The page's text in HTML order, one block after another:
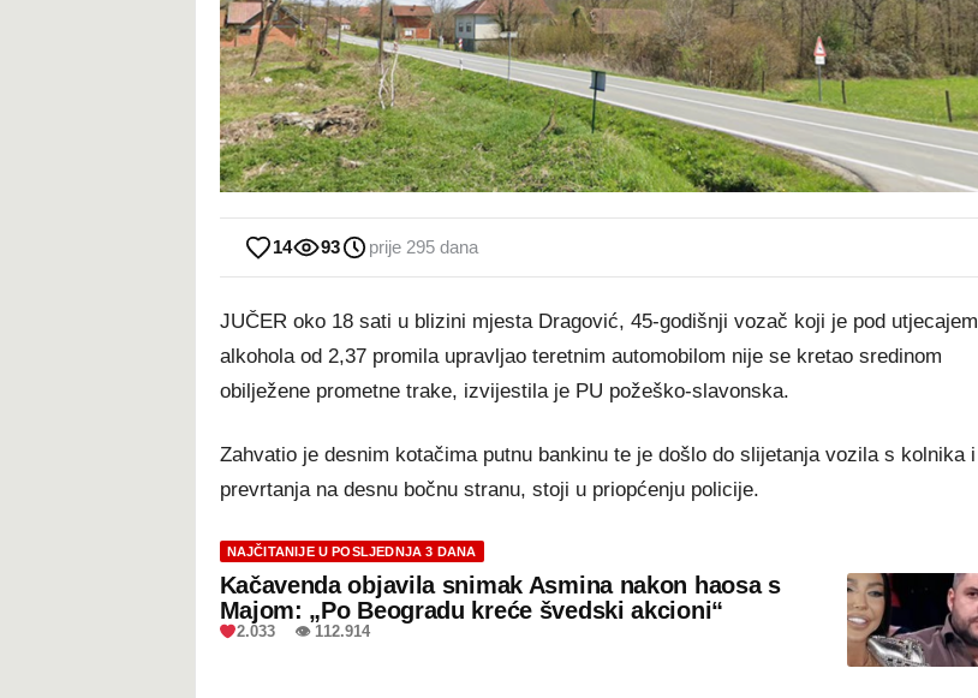
14 93 prije 295 dana
JUČER oko 18 sati u blizini mjesta Dragović, 45-godišnji vozač koji je pod utjecajem
alkohola od 2,37 promila upravljao teretnim automobilom nije se kretao sredinom
obilježene prometne trake, izvijestila je PU požeško-slavonska.
Zahvatio je desnim kotačima putnu bankinu te je došlo do slijetanja vozila s kolnika i
prevrtanja na desnu bočnu stranu, stoji u priopćenju policije.
NAJČITANIJE U POSLJEDNJA 3 DANA
Kačavenda objavila snimak Asmina nakon haosa s
Majom: „Po Beogradu kreće švedski akcioni“
2.033 👁 112.914